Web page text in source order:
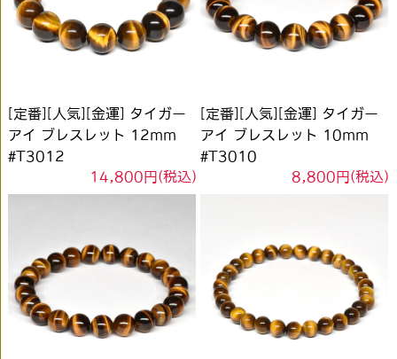
[定番][人気][金運] タイガー
アイ ブレスレット 12mm
#T3012
14,800円(税込)
[定番][人気][金運] タイガー
アイ ブレスレット 10mm
#T3010
8,800円(税込)